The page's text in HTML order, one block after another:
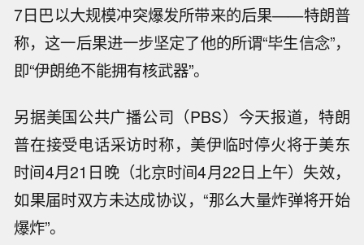
7日巴以大规模冲突爆发所带来的后果——特朗普
称，这一后果进一步坚定了他的所谓“毕生信念”，
即“伊朗绝不能拥有核武器”。
另据美国公共广播公司（PBS）今天报道，特朗
普在接受电话采访时称，美伊临时停火将于美东
时间4月21日晚（北京时间4月22日上午）失效，
如果届时双方未达成协议，“那么大量炸弹将开始
爆炸”。